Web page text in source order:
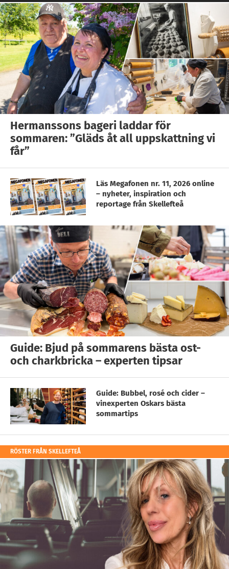
Hermanssons bageri laddar för
sommaren: ”Gläds åt all uppskattning vi
får”
Läs Megafonen nr. 11, 2026 online
– nyheter, inspiration och
reportage från Skellefteå
Guide: Bjud på sommarens bästa ost-
och charkbricka – experten tipsar
Guide: Bubbel, rosé och cider –
vinexperten Oskars bästa
sommartips
RÖSTER FRÅN SKELLEFTEÅ